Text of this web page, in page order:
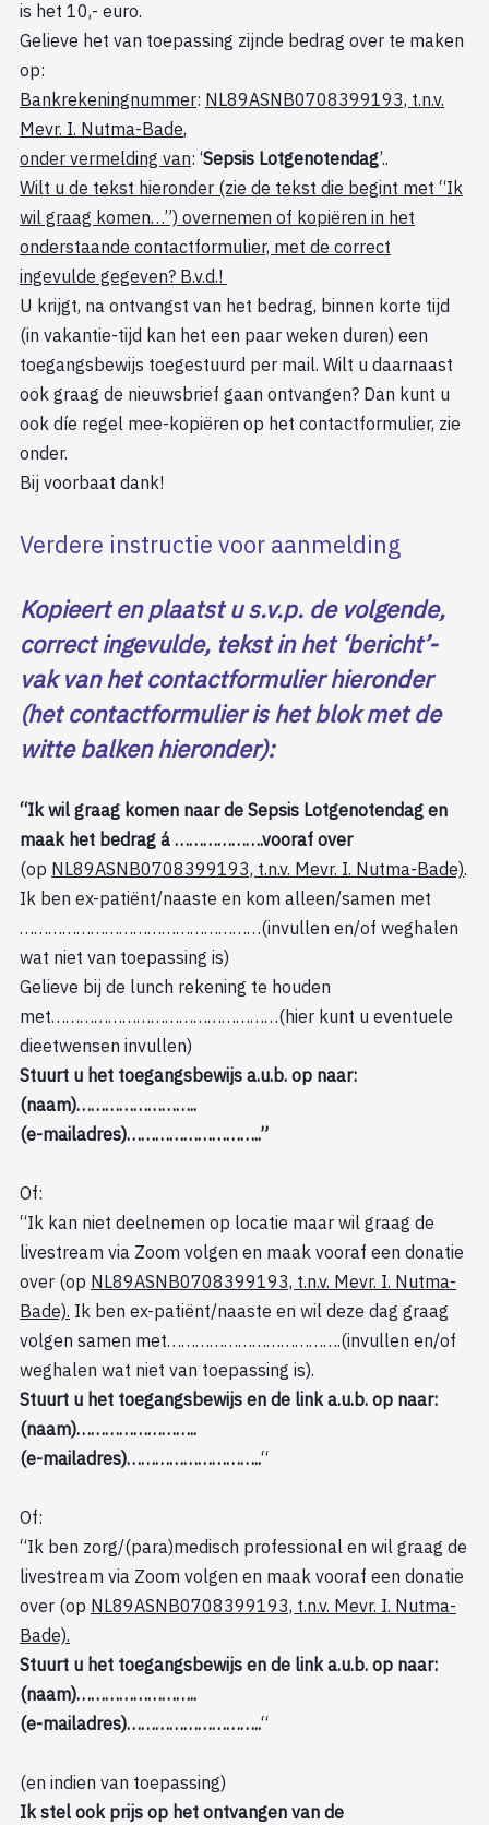
is het 10,- euro.
Gelieve het van toepassing zijnde bedrag over te maken
op:
Bankrekeningnummer: NL89ASNB0708399193, t.n.v.
Mevr. I. Nutma-Bade,
onder vermelding van: ‘Sepsis Lotgenotendag’..
Wilt u de tekst hieronder (zie de tekst die begint met “Ik
wil graag komen…”) overnemen of kopiëren in het
onderstaande contactformulier, met de correct
ingevulde gegeven? B.v.d.!
U krijgt, na ontvangst van het bedrag, binnen korte tijd
(in vakantie-tijd kan het een paar weken duren) een
toegangsbewijs toegestuurd per mail. Wilt u daarnaast
ook graag de nieuwsbrief gaan ontvangen? Dan kunt u
ook díe regel mee-kopiëren op het contactformulier, zie
onder.
Bij voorbaat dank!
Verdere instructie voor aanmelding
Kopieert en plaatst u s.v.p. de volgende,
correct ingevulde, tekst in het ‘bericht’-
vak van het contactformulier hieronder
(het contactformulier is het blok met de
witte balken hieronder):
“Ik wil graag komen naar de Sepsis Lotgenotendag en
maak het bedrag á ……………….vooraf over
(op NL89ASNB0708399193, t.n.v. Mevr. I. Nutma-Bade).
Ik ben ex-patiënt/naaste en kom alleen/samen met
……………………………………………(invullen en/of weghalen
wat niet van toepassing is)
Gelieve bij de lunch rekening te houden
met…………………………………………(hier kunt u eventuele
dieetwensen invullen)
Stuurt u het toegangsbewijs a.u.b. op naar:
(naam)……………………..
(e-mailadres)………………………..”
Of:
“Ik kan niet deelnemen op locatie maar wil graag de
livestream via Zoom volgen en maak vooraf een donatie
over (op NL89ASNB0708399193, t.n.v. Mevr. I. Nutma-
Bade). Ik ben ex-patiënt/naaste en wil deze dag graag
volgen samen met……………………………….(invullen en/of
weghalen wat niet van toepassing is).
Stuurt u het toegangsbewijs en de link a.u.b. op naar:
(naam)……………………..
(e-mailadres)………………………..“
Of:
“Ik ben zorg/(para)medisch professional en wil graag de
livestream via Zoom volgen en maak vooraf een donatie
over (op NL89ASNB0708399193, t.n.v. Mevr. I. Nutma-
Bade).
Stuurt u het toegangsbewijs en de link a.u.b. op naar:
(naam)……………………..
(e-mailadres)………………………..“
(en indien van toepassing)
Ik stel ook prijs op het ontvangen van de